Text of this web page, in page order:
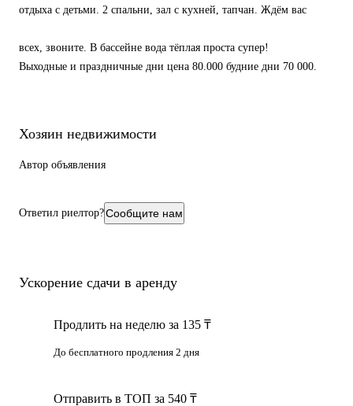
отдыха с детьми. 2 спальни, зал с кухней, тапчан. Ждём вас
всех, звоните. В бассейне вода тёплая проста супер!
Выходные и праздничные дни цена 80.000 будние дни 70 000.
Хозяин недвижимости
Автор объявления
Ответил риелтор?Сообщите нам
Ускорение сдачи в аренду
Продлить на неделю за 135 ₸
До бесплатного продления 2 дня
Отправить в ТОП за 540 ₸